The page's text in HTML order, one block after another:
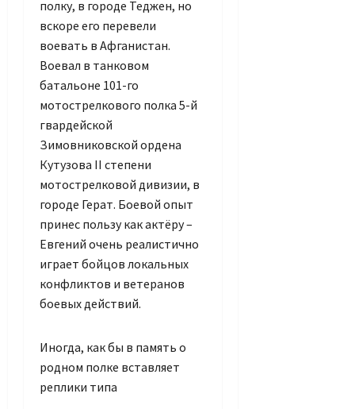
полку, в городе Теджен, но
вскоре его перевели
воевать в Афганистан.
Воевал в танковом
батальоне 101-го
мотострелкового полка 5-й
гвардейской
Зимовниковской ордена
Кутузова II степени
мотострелковой дивизии, в
городе Герат. Боевой опыт
принес пользу как актёру –
Евгений очень реалистично
играет бойцов локальных
конфликтов и ветеранов
боевых действий.
Иногда, как бы в память о
родном полке вставляет
реплики типа